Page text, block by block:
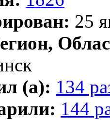
25
(а): 134
144